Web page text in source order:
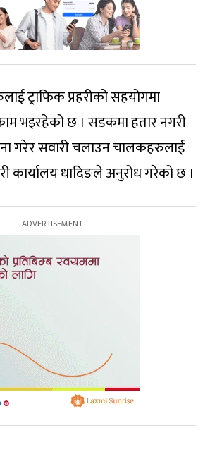
ट्राफिक प्रहरीको सहयोगमा
भइरहेको छ । सडकमा हतार नगरी
गरेर सवारी चलाउन चालकहरुलाई
कार्यालय धादिङले अनुरोध गरेको छ ।